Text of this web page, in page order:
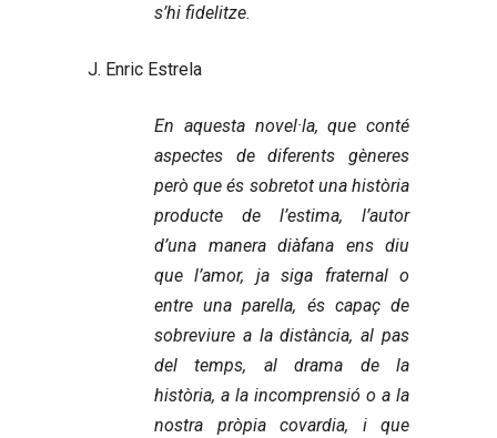
s’hi fidelitze.
J. Enric Estrela
En aquesta novel·la, que conté
aspectes de diferents gèneres
però que és sobretot una història
producte de l’estima, l’autor
d’una manera diàfana ens diu
que l’amor, ja siga fraternal o
entre una parella, és capaç de
sobreviure a la distància, al pas
del temps, al drama de la
història, a la incomprensió o a la
nostra pròpia covardia, i que